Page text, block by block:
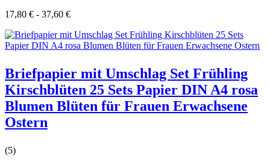
17,80 € - 37,60 €
Briefpapier mit Umschlag Set Frühling
Kirschblüten 25 Sets Papier DIN A4 rosa
Blumen Blüten für Frauen Erwachsene
Ostern
(5)